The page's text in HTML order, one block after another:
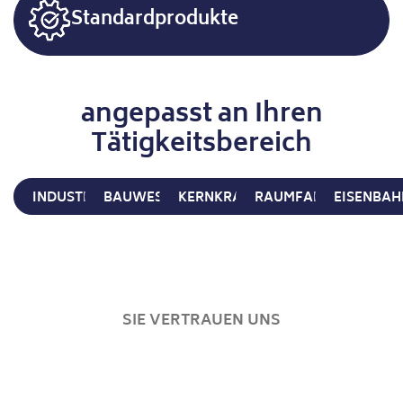
Standardprodukte
angepasst an Ihren
Tätigkeitsbereich
INDUSTRIEBAUWESENKERNKRAFTRAUMFAHRT
SIE VERTRAUEN UNS